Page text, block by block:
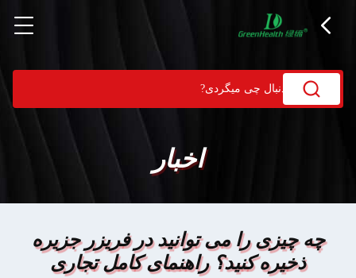
اخبار
چه چیزی را می توانید در فریزر جزیره
ذخیره کنید؟ راهنمای کامل تجاری